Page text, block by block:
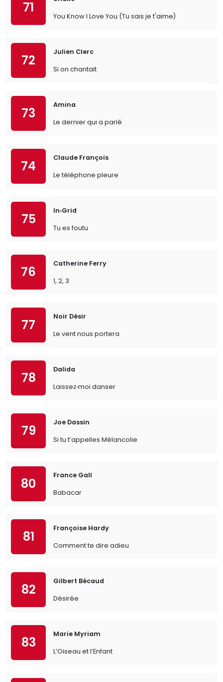
71
You Know I Love You (Tu sais je t'aime)
72
Julien Clerc
Si on chantait
73
Amina
Le dernier qui a parlé
74
Claude François
Le téléphone pleure
75
In‐Grid
Tu es foutu
76
Catherine Ferry
1, 2, 3
77
Noir Désir
Le vent nous portera
78
Dalida
Laissez‐moi danser
79
Joe Dassin
Si tu t’appelles Mélancolie
80
France Gall
Babacar
81
Françoise Hardy
Comment te dire adieu
82
Gilbert Bécaud
Désirée
83
Marie Myriam
L’Oiseau et l’Enfant